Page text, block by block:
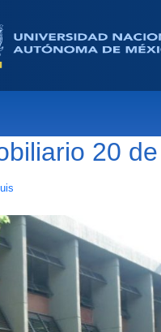
20